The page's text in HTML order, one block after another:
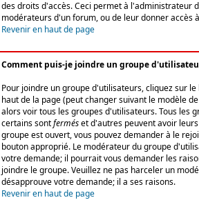
des droits d'accès. Ceci permet à l'administrateur
modérateurs d'un forum, ou de leur donner accès
Revenir en haut de page
Comment puis-je joindre un groupe
Pour joindre un groupe d'utilisateurs, cliquez sur
haut de la page (peut changer suivant le modèle
alors voir tous les groupes d'utilisateurs. Tous les
certains sontferméset d'autres peuvent avoir
groupe est ouvert, vous pouvez demander à le
bouton approprié. Le modérateur du groupe
votre demande; il pourrait vous demander les
joindre le groupe. Veuillez ne pas harceler un
désapprouve votre demande; il a ses raisons.
Revenir en haut de page